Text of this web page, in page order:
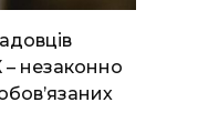
– незаконно